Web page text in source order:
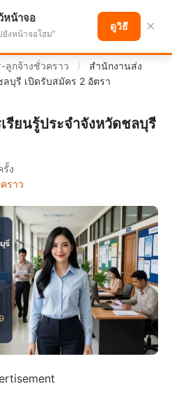
ที่ก้าวหน้า
ลูกจ้างชั่วคราว /
สำนักงานส่ง
ลบุรี เปิดรับสมัคร 2 อัตรา
รียนรู้ประจำจังหวัดชลบุรี
รั้ง
ราว
หน้าจอ
ยังหน้าจอโฮม"
ดูวิธี ×